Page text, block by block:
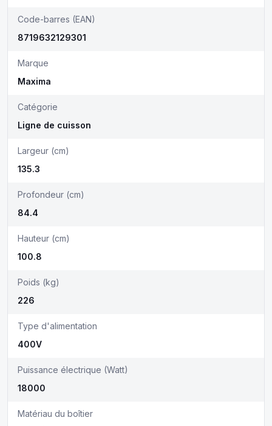
Code-barres (EAN)
8719632129301
Marque
Maxima
Catégorie
Ligne de cuisson
Largeur (cm)
135.3
Profondeur (cm)
84.4
Hauteur (cm)
100.8
Poids (kg)
226
Type d'alimentation
400V
Puissance électrique (Watt)
18000
Matériau du boîtier